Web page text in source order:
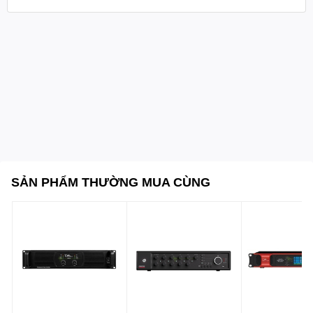
dải tần
220V – 230V AC, 50Hz/60Hz – tương thích tốt với điện lưới
Trọng lượng:
SẢN PHẨM THƯỜNG MUA CÙNG